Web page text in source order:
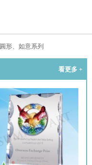
圓形、如意系列
看更多 +